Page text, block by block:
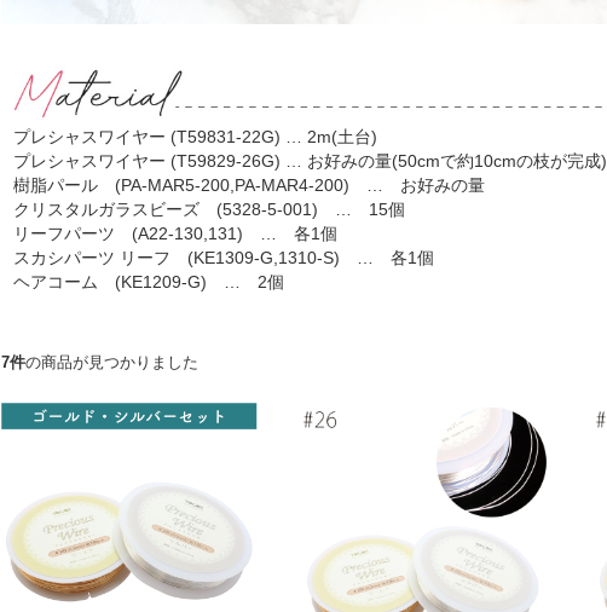
プレシャスワイヤー (T59831-22G) … 2m(土台)
プレシャスワイヤー (T59829-26G) … お好みの量(50cmで約10cmの枝が完成)
樹脂パール (PA-MAR5-200,PA-MAR4-200) … お好みの量
クリスタルガラスビーズ (5328-5-001) … 15個
リーフパーツ (A22-130,131) … 各1個
スカシパーツ リーフ (KE1309-G,1310-S) … 各1個
ヘアコーム (KE1209-G) … 2個
7件の商品が見つかりました